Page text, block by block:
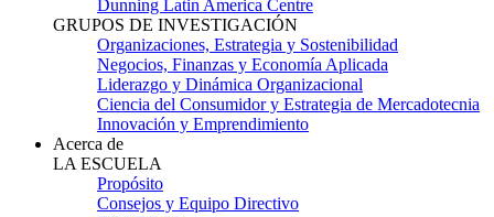
Dunning Latin America Centre
GRUPOS DE INVESTIGACIÓN
Organizaciones, Estrategia y Sostenibilidad
Negocios, Finanzas y Economía Aplicada
Liderazgo y Dinámica Organizacional
Ciencia del Consumidor y Estrategia de Mercadotecnia
Innovación y Emprendimiento
Acerca de
LA ESCUELA
Propósito
Consejos y Equipo Directivo